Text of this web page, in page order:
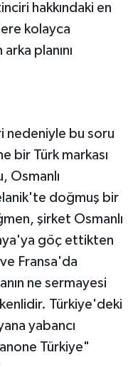
hakkındaki en
kolayca
planını
nedeniyle bu soru
bir Türk markası
Osmanlı
doğmuş bir
şirket Osmanlı
göç ettikten
Fransa'da
ne sermayesi
Türkiye'deki
yabancı
Türkiye"